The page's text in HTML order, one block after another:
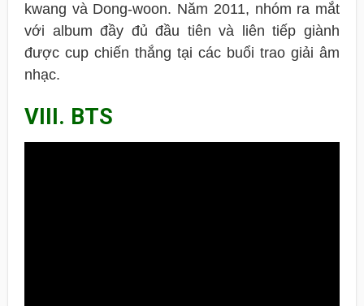
kwang và Dong-woon. Năm 2011, nhóm ra mắt
với album đầy đủ đầu tiên và liên tiếp giành
được cup chiến thắng tại các buổi trao giải âm
nhạc.
VIII. BTS